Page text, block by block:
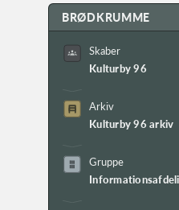
BRØDKRUMME
Skaber
Kulturby 96
Arkiv
Kulturby 96 arkiv
Gruppe